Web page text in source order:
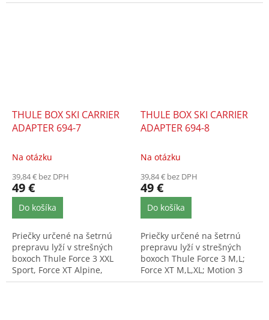
THULE BOX SKI CARRIER
ADAPTER 694-7
Na otázku
39,84 € bez DPH
49 €
Do košíka
Priečky určené na šetrnú
prepravu lyží v strešných
boxoch Thule Force 3 XXL
Sport, Force XT Alpine,
Motion 3 M, Touring
THULE BOX SKI CARRIER
ADAPTER 694-8
Na otázku
39,84 € bez DPH
49 €
Do košíka
Priečky určené na šetrnú
prepravu lyží v strešných
boxoch Thule Force 3 M,L;
Force XT M,L,XL; Motion 3
L,XL,XL low; Motion XT...